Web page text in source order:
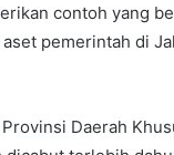
contoh yang
pemerintah di
Daerah